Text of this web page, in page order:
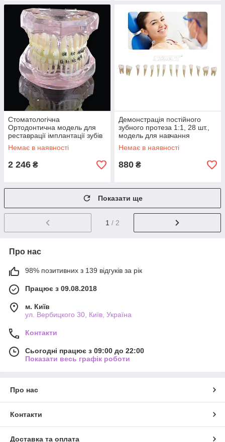
Стоматологічна
Ортодонтична модель для
реставрації імплантації зубів
міст навчання для
стоматолога
Немає в наявності
2 246 ₴
Демонстрація постійного
зубного протеза 1:1, 28 шт.,
модель для навчання
стоматології, імплантат,
Немає в наявності
880 ₴
Показати ще
1 / 2
Про нас
98% позитивних з 139 відгуків за рік
Працює з 09.08.2018
м. Київ
ул. Вербицкого 30, Київ, Україна
Контакти
Сьогодні працює з 09:00 до 22:00
Показати весь графік роботи
Про нас
Контакти
Доставка та оплата